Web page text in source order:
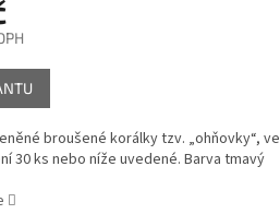
broušené korálky tzv. „ohňovky“,
30 ks nebo níže uvedené. Barva tmavý